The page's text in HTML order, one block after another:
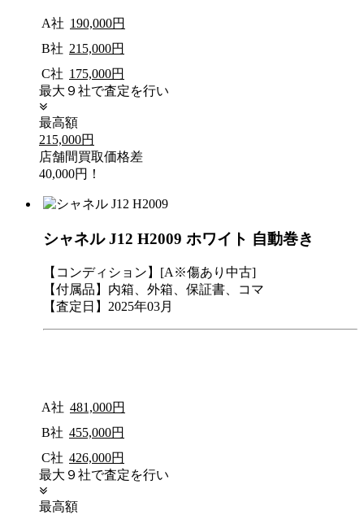
A社 190,000円
B社 215,000円
C社 175,000円
最大９社で査定を行い
最高額
215,000円
店舗間買取価格差
40,000円！
シャネル J12 H2009 ホワイト 自動巻き
【コンディション】[A※傷あり中古]
【付属品】内箱、外箱、保証書、コマ
【査定日】2025年03月
A社 481,000円
B社 455,000円
C社 426,000円
最大９社で査定を行い
最高額